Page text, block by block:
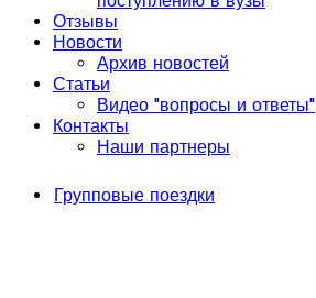
Отзывы
Новости
Архив новостей
Статьи
Видео "вопросы и ответы"
Контакты
Наши партнеры
Групповые поездки